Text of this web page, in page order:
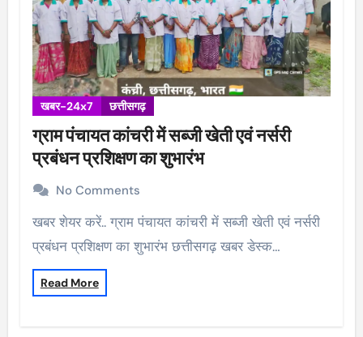
खबर-24x7 छत्तीसगढ़
ग्राम पंचायत कांचरी में सब्जी खेती एवं नर्सरी
प्रबंधन प्रशिक्षण का शुभारंभ
No Comments
खबर शेयर करें.. ग्राम पंचायत कांचरी में सब्जी खेती एवं नर्सरी
प्रबंधन प्रशिक्षण का शुभारंभ छत्तीसगढ़ खबर डेस्क…
Read More